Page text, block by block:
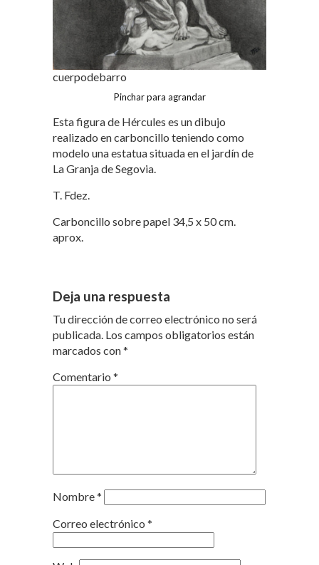
cuerpodebarro
Pinchar para agrandar
Esta figura de Hércules es un dibujo
realizado en carboncillo teniendo como
modelo una estatua situada en el jardín de
La Granja de Segovia.
T. Fdez.
Carboncillo sobre papel 34,5 x 50 cm.
aprox.
Deja una respuesta
Tu dirección de correo electrónico no será
publicada. Los campos obligatorios están
marcados con*
Comentario *
Nombre*
Correo electrónico *